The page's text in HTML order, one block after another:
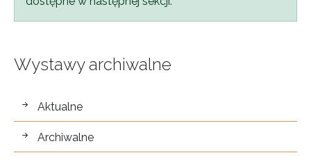
Wystawy archiwalne
wystawy
Aktualne
Archiwalne